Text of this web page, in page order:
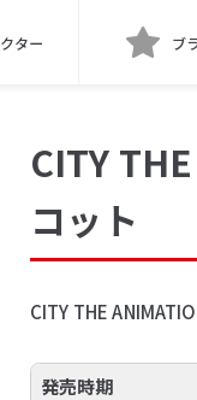
ター ブ
CITY
コット
CITY THE
発売時期